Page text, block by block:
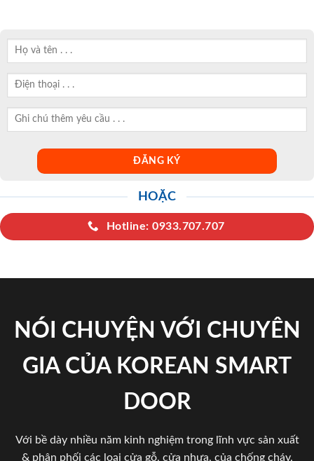
HOẶC
Hotline: 0933.707.707
NÓI CHUYỆN VỚI CHUYÊN
GIA CỦA KOREAN SMART
DOOR
Với bề dày nhiều năm kinh nghiệm trong lĩnh vực sản xuất
& phân phối các loại cửa gỗ, cửa nhựa, của chống cháy,